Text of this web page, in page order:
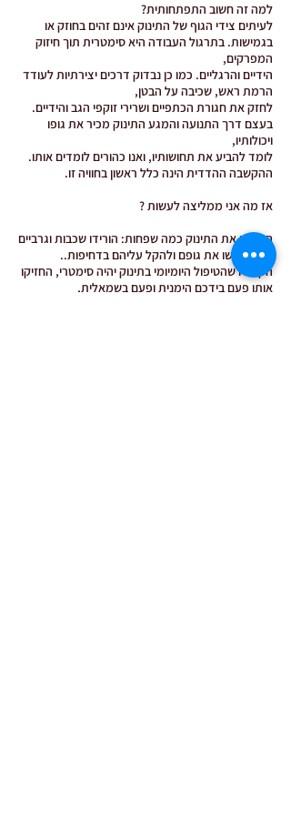
למה זה חשוב התפתחותית?
לעיתים צידי הגוף של התינוק אינם זהים בחוזק או
בגמישות. בתרגול העבודה היא סימטרית תוך חיזוק
המפרקים,
הידיים והרגליים. כמו כן נבדוק דרכים יצירתיות לעודד
הרמת ראש, שכיבה על הבטן,
לחזק את חגורת הכתפיים ושרירי זוקפי הגב והידיים.
בעצם דרך התנועה והמגע התינוק מכיר את גופו
ויכולותיו,
לומד להביע את תחושותיו, ואנו כהורים לומדים אותו.
ההקשבה ההדדית הינה כלל ראשון בחוויה זו.
אז מה אני ממליצה לעשות ?
הלבישו את התינוק כמה שפחות: הורידו שכבות וגרביים
כדי שיחושו את גופם ולהקל עליהם בדחיפות..
הקפידו שהטיפול היומיומי בתינוק יהיה סימטרי, החזיקו
אותו פעם בידכם הימנית ופעם בשמאלית,